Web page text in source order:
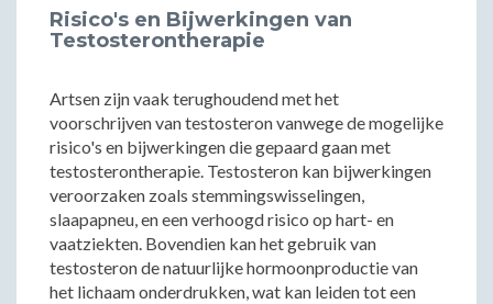
Risico's en Bijwerkingen van
Testosterontherapie
Artsen zijn vaak terughoudend met het
voorschrijven van testosteron vanwege de mogelijke
risico's en bijwerkingen die gepaard gaan met
testosterontherapie. Testosteron kan bijwerkingen
veroorzaken zoals stemmingswisselingen,
slaapapneu, en een verhoogd risico op hart- en
vaatziekten. Bovendien kan het gebruik van
testosteron de natuurlijke hormoonproductie van
het lichaam onderdrukken, wat kan leiden tot een